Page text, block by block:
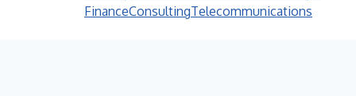
FinanceConsultingTelecommunications